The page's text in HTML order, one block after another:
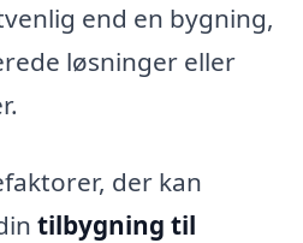
end en bygning,
løsninger eller
der kan
tilbygning til